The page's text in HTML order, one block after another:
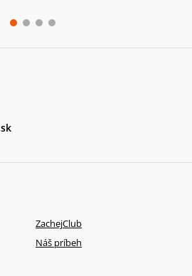
ZachejClub
Náš príbeh